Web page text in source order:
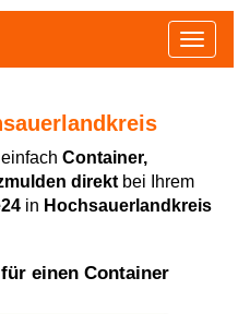
Toggle
Container,
direkt bei Ihrem
in Hochsauerlandkreis
einen Container